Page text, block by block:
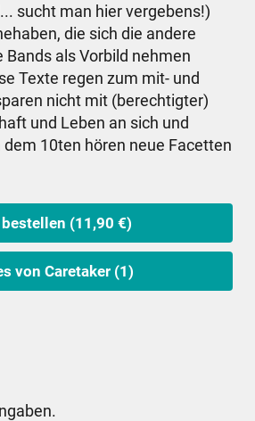
sucht man hier vergebens!)
die sich die andere
als Vorbild nehmen
Texte regen zum mit- und
nicht mit (berechtigter)
und Leben an sich und
dem 10ten hören neue Facetten
bestellen (11,90 €)
von Caretaker (1)